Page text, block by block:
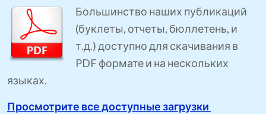
Большинство наших публикаций
(буклеты, отчеты, бюллетень, и
т.д.) доступно для скачивания в
PDF формате и на нескольких
языках.
Просмотрите все доступные загрузки